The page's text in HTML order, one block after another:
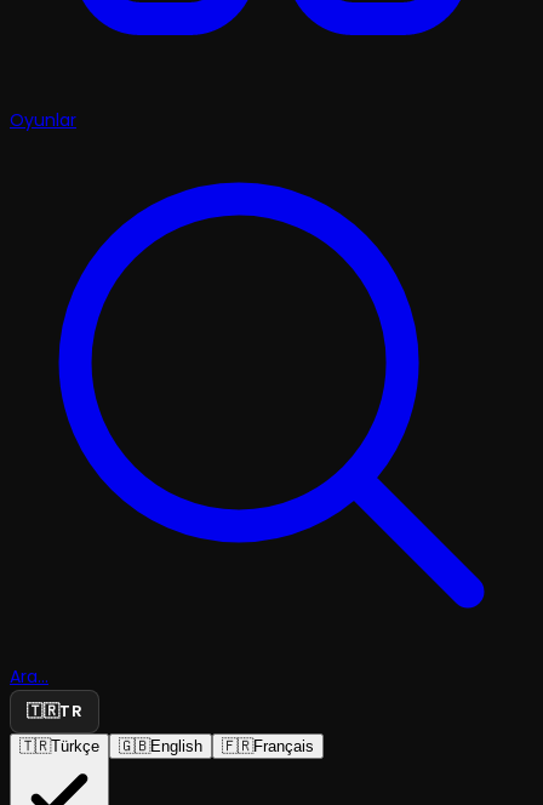
Oyunlar
Ara...
🇹🇷TR
🇹🇷Türkçe 🇬🇧English 🇫🇷Français